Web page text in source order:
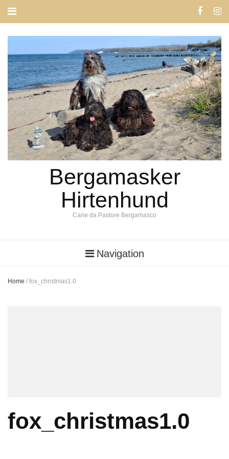
Bergamasker
Hirtenhund
Cane da Pastore Bergamasco
Navigation
Home / fox_christmas1.0
fox_christmas1.0